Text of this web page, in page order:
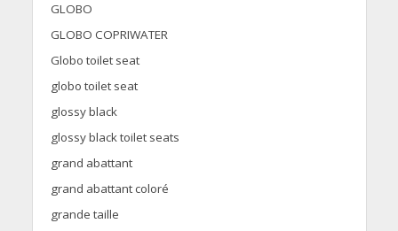
GLOBO
GLOBO COPRIWATER
Globo toilet seat
globo toilet seat
glossy black
glossy black toilet seats
grand abattant
grand abattant coloré
grande taille